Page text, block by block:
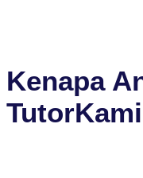
Kenapa
TutorKami